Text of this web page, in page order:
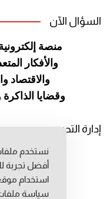
السؤال الآن
منصة
والأفكار
والاقتصاد
وقضايا الذاكرة
إدارة التحرير
رئيس
رئيس
مديرة
نستخدم
أفضل تجربة
استخدام
سياسة ملفات